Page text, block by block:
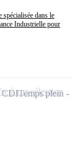
spécialisée dans le
Industrielle pour
CDITemps plein
à ma sélection